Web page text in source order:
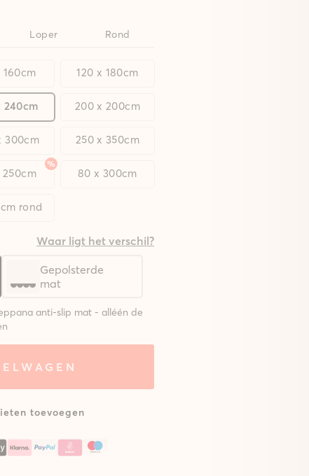
Loper Rond
120 x 180cm
240cm 200 x 200cm
300cm 250 x 350cm
250cm 80 x 300cm
rond
Waar ligt het verschil?
Gepolsterde
mat
anti-slip mat - alléén de
toevoegen